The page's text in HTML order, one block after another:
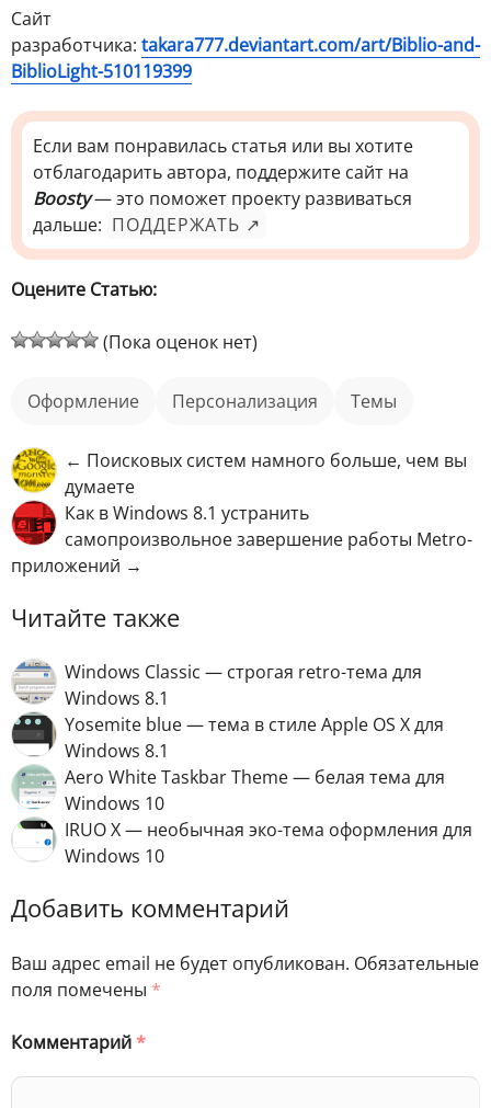
Сайт
разработчика: takara777.deviantart.com/art/Biblio-and-
BiblioLight-510119399
Если вам понравилась статья или вы хотите
отблагодарить автора, поддержите сайт на
Boosty— это поможет проекту развиваться
дальше: ПОДДЕРЖАТЬ ↗
Оцените Статью:
(Пока оценок нет)
оформление персонализация Темы
← Поисковых систем намного больше, чем вы
думаете
Как в Windows 8.1 устранить
самопроизвольное завершение работы Metro-
приложений →
Читайте также
Windows Classic — строгая retro-тема для
Windows 8.1
Yosemite blue — тема в стиле Apple OS X для
Windows 8.1
Aero White Taskbar Theme — белая тема для
Windows 10
IRUO X — необычная эко-тема оформления для
Windows 10
Добавить комментарий
Ваш адрес email не будет опубликован. Обязательные
поля помечены *
Комментарий*